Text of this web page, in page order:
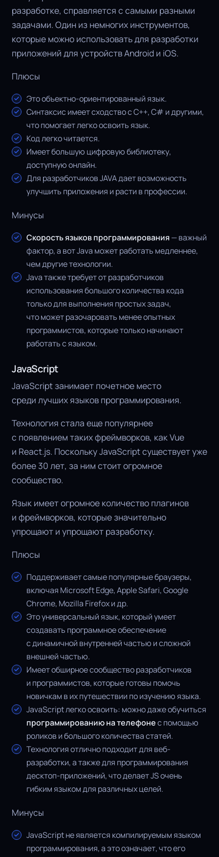
разработке, справляется с самыми разными
задачами. Один из немногих инструментов,
которые можно использовать для разработки
приложений для устройств Android и iOS.
Плюсы
Это объектно-ориентированный язык.
Синтаксис имеет сходство с C++, C# и другими,
что помогает легко освоить язык.
Код легко читается.
Имеет большую цифровую библиотеку,
доступную онлайн.
Для разработчиков JAVA дает возможность
улучшить приложения и расти в профессии.
Минусы
Скорость языков программирования — важный
фактор, а вот Java может работать медленнее,
чем другие технологии.
Java также требует от разработчиков
использования большого количества кода
только для выполнения простых задач,
что может разочаровать менее опытных
программистов, которые только начинают
работать с языком.
JavaScript
JavaScript занимает почетное место
среди лучших языков программирования.
Технология стала еще популярнее
с появлением таких фреймворков, как Vue
и React.js. Поскольку JavaScript существует уже
более 30 лет, за ним стоит огромное
сообщество.
Язык имеет огромное количество плагинов
и фреймворков, которые значительно
упрощают и упрощают разработку.
Плюсы
Поддерживает самые популярные браузеры,
включая Microsoft Edge, Apple Safari, Google
Chrome, Mozilla Firefox и др.
Это универсальный язык, который умеет
создавать программное обеспечение
с динамичной внутренней частью и сложной
внешней частью.
Имеет обширное сообщество разработчиков
и программистов, которые готовы помочь
новичкам в их путешествии по изучению языка.
JavaScript легко освоить: можно даже обучиться
программированию на телефонес помощью
роликов и большого количества статей.
Технология отлично подходит для веб-
разработки, а также для программирования
десктоп-приложений, что делает JS очень
гибким языком для различных целей.
Минусы
JavaScript не является компилируемым языком
программирования, а это означает, что его